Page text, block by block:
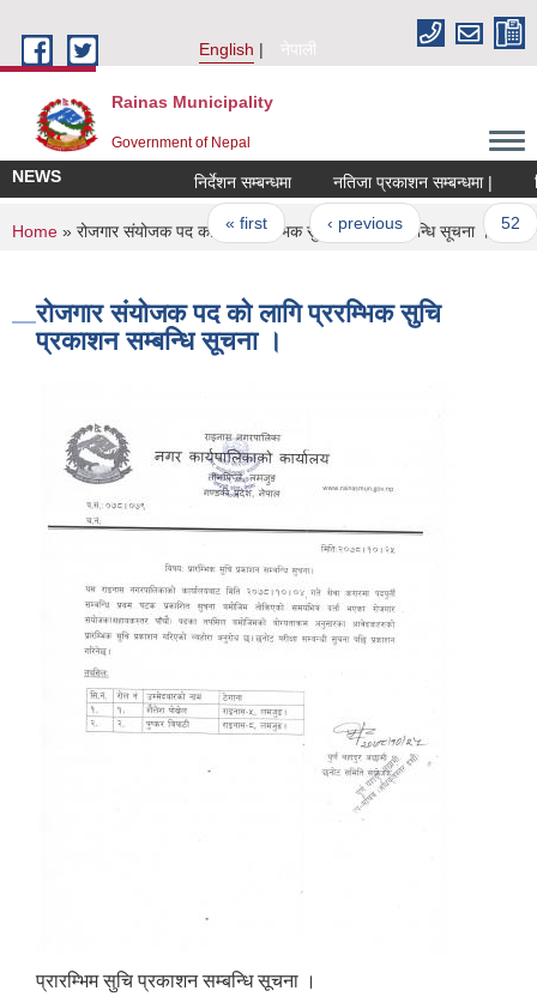
English
नेपाली
Rainas Municipality
Government of Nepal
NEWS निर्देशन सम्बन्धमा नतिजा प्रकाशन सम्बन्धमा |
Pages
« first ‹ previous … 52
You are here
Home » रोजगार संयोजक पद को लागि प्ररम्भिक सुचि प्रकाशन सम्बन्धि सूचना ।
रोजगार संयोजक पद को लागि प्ररम्भिक सुचि
प्रकाशन सम्बन्धि सूचना ।
प्रारम्भिम सुचि प्रकाशन सम्बन्धि सूचना ।